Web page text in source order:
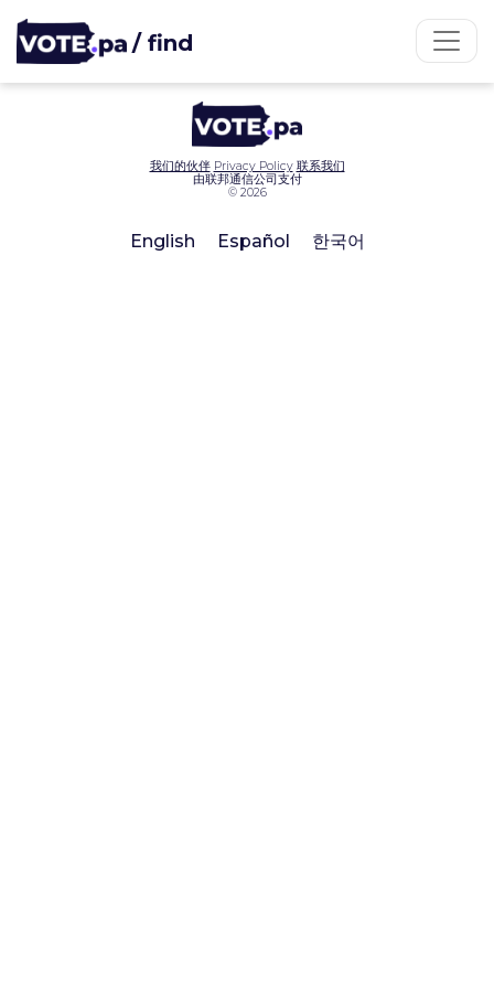
/ find
我们的伙伴 Privacy Policy 联系我们
由联邦通信公司支付
© 2026
English Español 한국어